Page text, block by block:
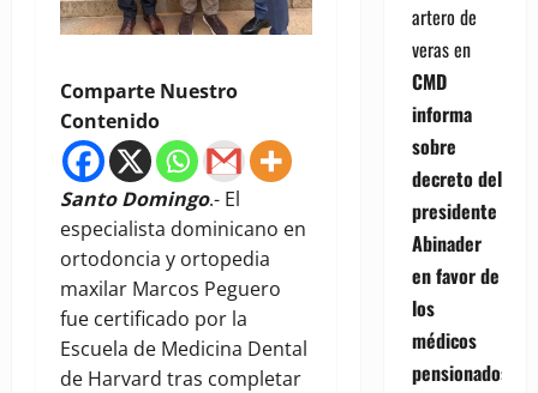
Comparte Nuestro
Contenido
Santo Domingo.- El
especialista dominicano en
ortodoncia y ortopedia
maxilar Marcos Peguero
fue certificado por la
Escuela de Medicina Dental
de Harvard tras completar
artero de
verasen
CMD
informa
sobre
decreto del
presidente
Abinader
en favor de
los
médicos
pensionados